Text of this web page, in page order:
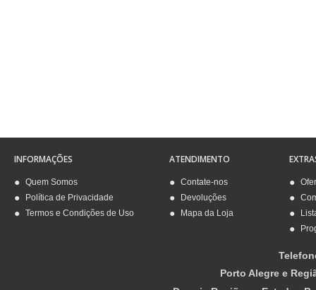
INFORMAÇÕES
Quem Somos
Política de Privacidade
Termos e Condições de Uso
ATENDIMENTO
Contate-nos
Devoluções
Mapa da Loja
Porto Alegre e